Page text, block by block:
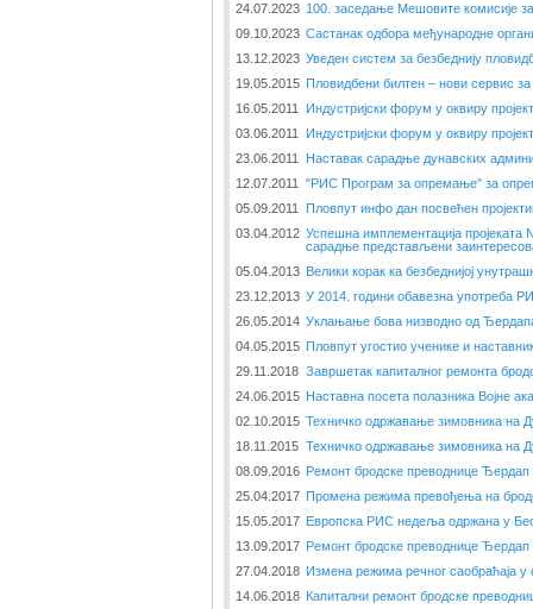
24.07.2023 100. заседање Мешовите комисије
09.10.2023 Састанак одбора међународне
13.12.2023 Уведен систем за безбеднију
19.05.2015 Пловидбени билтен – нови сервис
16.05.2011
Индустријски форум у оквиру
03.06.2011
Индустријски форум у оквиру
23.06.2011
Наставак сарадње дунавских
12.07.2011
"РИС Програм за опремање" за
05.09.2011
Пловпут инфо дан посвећен
03.04.2012 Успешна имплементација пројеката
сарадње представљени
05.04.2013 Велики корак ка безбеднијој
23.12.2013 У 2014. години обавезна употреба
26.05.2014 Уклањање бова низводно од
04.05.2015 Пловпут угостио ученике и
29.11.2018 Завршетак капиталног ремонта
24.06.2015 Наставна посета полазника Војне
02.10.2015 Техничко одржавање зимовника на
18.11.2015 Техничко одржавање зимовника на
08.09.2016 Ремонт бродске преводнице Ђердап
25.04.2017 Промена режима превођења на
15.05.2017 Европска РИС недеља одржана у
13.09.2017 Ремонт бродске преводнице Ђердап
27.04.2018 Измена режима речног саобраћаја
14.06.2018 Капитални ремонт бродске